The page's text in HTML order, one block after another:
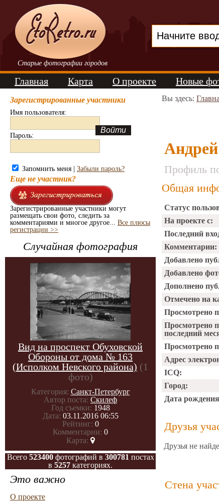
Старые фотографии городов
Главная Карта О проекте Новые
Зарегистрированные участники
Имя пользователя:
Пароль:
Запомнить меня | Забыли пароль?
Еще не участник?
Зарегистрированные участники могут
размещать свои фото, следить за
комментариями и многое другое... Все плюсы
регистрации >>
Случайная фотография
Вид на проспект Обуховской
Обороны от дома № 163
(Исполком Невского района) (1
фото)
Категория: Санкт-Петербург
Автор поста: Скилеф
Год съемки: 1948
Дата: 03.11.2016 06:55
Рейтинг: 0
Комментарии: 0
Карта:
Всего 523400фотографий в 300781 постах
в 5257 категориях.
Это важно
О проекте
Вы здесь:
Профиль
Общая
Статус
На проекте с:
Последний
Комментарии:
Добавлено
Добавлено
Дополнено
Отмечено на
Просмотрено
Просмотрено
последний
Просмотрено
Адрес
ICQ:
Город:
Дата
Друзья
Друзья не
Стена